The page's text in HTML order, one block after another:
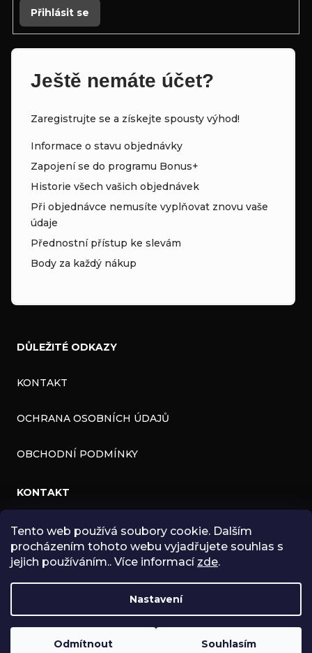
Tento web používá soubory cookie. Dalším
procházením tohoto webu vyjadřujete souhlas s
jejich používáním.. Více informací zde.
Nastavení
Odmítnout Souhlasím
Přihlásit se
Ještě nemáte účet?
Zaregistrujte se a získejte spousty výhod!
Informace o stavu objednávky
Zapojení se do programu Bonus+
Historie všech vašich objednávek
Při objednávce nemusíte vyplňovat znovu vaše
údaje
Přednostní přístup ke slevám
Body za každý nákup
DŮLEŽITÉ ODKAZY
KONTAKT
OCHRANA OSOBNÍCH ÚDAJŮ
OBCHODNÍ PODMÍNKY
KONTAKT
INFO@ZNK.CZ
HTTPS://WWW.FACEBOOK.COM/ZNKSHOP
ZNKSHOP